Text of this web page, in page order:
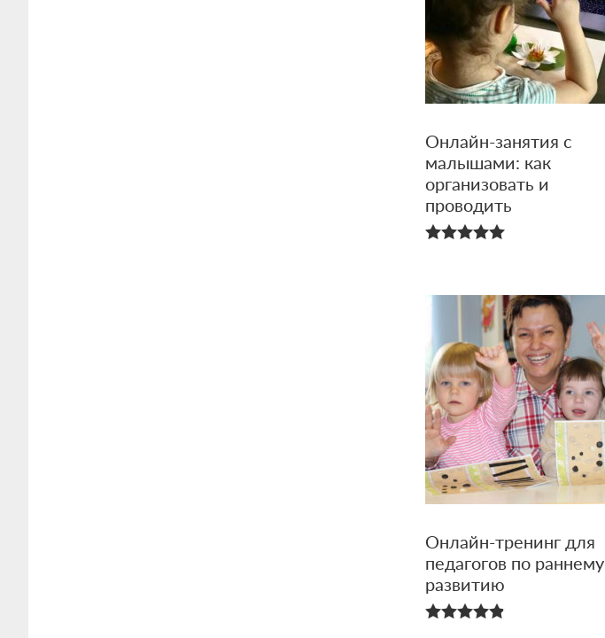
Онлайн-занятия с
малышами: как
организовать и
проводить
Онлайн-тренинг для
педагогов по раннему
развитию